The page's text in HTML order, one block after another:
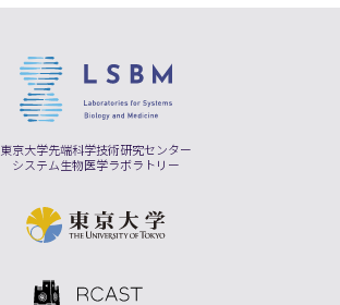
東京大学先端科学技術研究センター
システム生物医学ラボラトリー